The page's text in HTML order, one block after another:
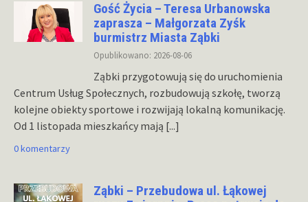
Gość Życia – Teresa Urbanowska
zaprasza – Małgorzata Zyśk
burmistrz Miasta Ząbki
Opublikowano: 2026-08-06
Ząbki przygotowują się do uruchomienia
Centrum Usług Społecznych, rozbudowują szkołę, tworzą
kolejne obiekty sportowe i rozwijają lokalną komunikację.
Od 1 listopada mieszkańcy mają [...]
0 komentarzy
Ząbki – Przebudowa ul. Łąkowej